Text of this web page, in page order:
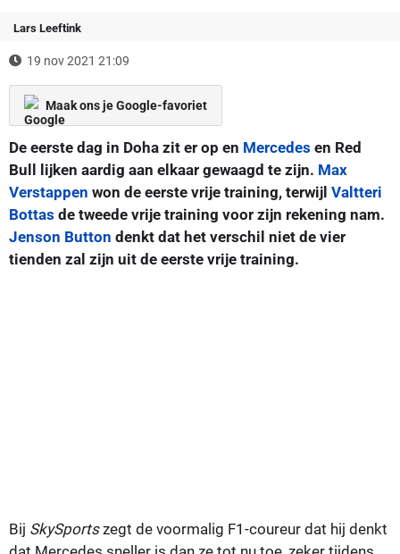
Lars Leeftink
19 nov 2021 21:09
Maak ons je Google-favoriet
De eerste dag in Doha zit er op en Mercedes en Red
Bull lijken aardig aan elkaar gewaagd te zijn. Max
Verstappen won de eerste vrije training, terwijl Valtteri
Bottas de tweede vrije training voor zijn rekening nam.
Jenson Button denkt dat het verschil niet de vier
tienden zal zijn uit de eerste vrije training.
Bij SkySportszegt de voormalig F1-coureur dat hij denkt